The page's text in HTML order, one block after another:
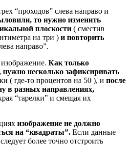
“проходов” слева направо и
то нужно изменить
плоскости ( сместив
на три ) и повторить
направо”.
Как только
нужно несколько зафиксиривать
( где-то процентов на 50 ), и после
в разных направлениях,
“тарелки” и смещая их
изображение не должно
на “квадраты”. Если данные
более точно отстроить